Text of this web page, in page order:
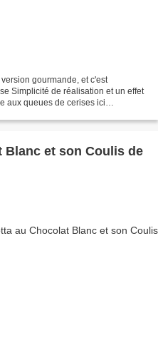
gourmande, et c'est
Simplicité de réalisation et un effet
aux queues de cerises ici
Blanc et son Coulis de